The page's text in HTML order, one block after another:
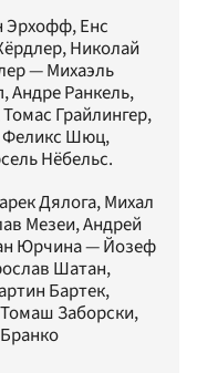
Эрхофф, Енс
Николай
— Михаэль
Андре Ранкель,
Грайлингер,
Феликс Шюц,
Нёбельс.
Дялога, Михал
Мезеи, Андрей
Юрчина — Йозеф
Шатан,
Бартек,
Заборски,